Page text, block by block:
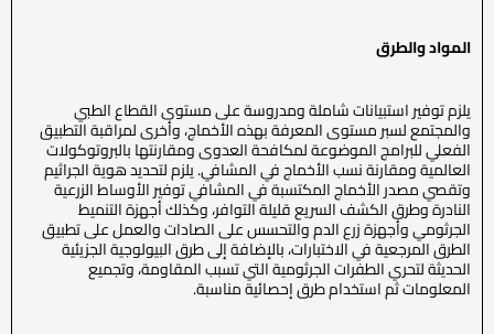
المواد والطرق
يلزم توفير استبيانات شاملة ومدروسة على مستوى القطاع الطبي
والمجتمع لسبر مستوى المعرفة بهذه الأخماج، وأخرى لمراقبة التطبيق
الفعلي للبرامج الموضوعة لمكافحة العدوى ومقارنتها بالبروتوكولات
العالمية ومقارنة نسب الأخماج في المشافي. يلزم لتحديد هوية الجراثيم
وتقصي مصدر الأخماج المكتسبة في المشافي توفير الأوساط الزرعية
النادرة وطرق الكشف السريع قليلة التوافر، وكذلك أجهزة التنميط
الجرثومي وأجهزة زرع الدم والتحسس على الصادات والعمل على تطبيق
الطرق المرجعية في الاختبارات، بالإضافة إلى طرق البيولوجية الجزيئية
الحديثة لتحري الطفرات الجرثومية التي تسبب المقاومة، وتجميع
المعلومات ثم استخدام طرق إحصائية مناسبة.